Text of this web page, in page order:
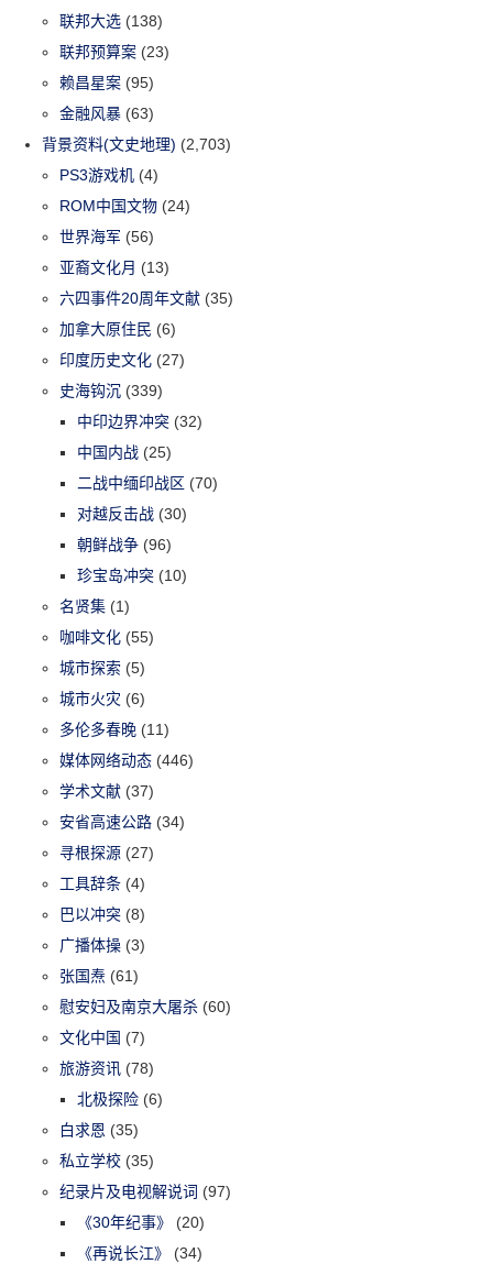
联邦大选 (138)
联邦预算案 (23)
赖昌星案 (95)
金融风暴 (63)
背景资料(文史地理) (2,703)
PS3游戏机 (4)
ROM中国文物 (24)
世界海军 (56)
亚裔文化月 (13)
六四事件20周年文献 (35)
加拿大原住民 (6)
印度历史文化 (27)
史海钩沉 (339)
中印边界冲突 (32)
中国内战 (25)
二战中缅印战区 (70)
对越反击战 (30)
朝鲜战争 (96)
珍宝岛冲突 (10)
名贤集 (1)
咖啡文化 (55)
城市探索 (5)
城市火灾 (6)
多伦多春晚 (11)
媒体网络动态 (446)
学术文献 (37)
安省高速公路 (34)
寻根探源 (27)
工具辞条 (4)
巴以冲突 (8)
广播体操 (3)
张国焘 (61)
慰安妇及南京大屠杀 (60)
文化中国 (7)
旅游资讯 (78)
北极探险 (6)
白求恩 (35)
私立学校 (35)
纪录片及电视解说词 (97)
《30年纪事》
(20)
《再说长江》
(34)